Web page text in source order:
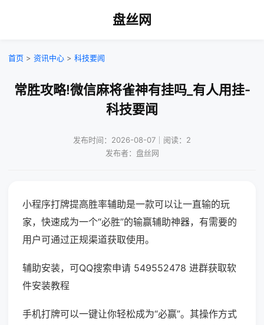
盘丝网
首页 > 资讯中心 > 科技要闻
常胜攻略!微信麻将雀神有挂吗_有人用挂-
科技要闻
发布时间：2026-08-07｜阅读：2
发布者：盘丝网
小程序打牌提高胜率辅助是一款可以让一直输的玩
家，快速成为一个“必胜”的输赢辅助神器，有需要的
用户可通过正规渠道获取使用。
辅助安装，可QQ搜索申请 549552478 进群获取软
件安装教程
手机打牌可以一键让你轻松成为“必赢”。其操作方式